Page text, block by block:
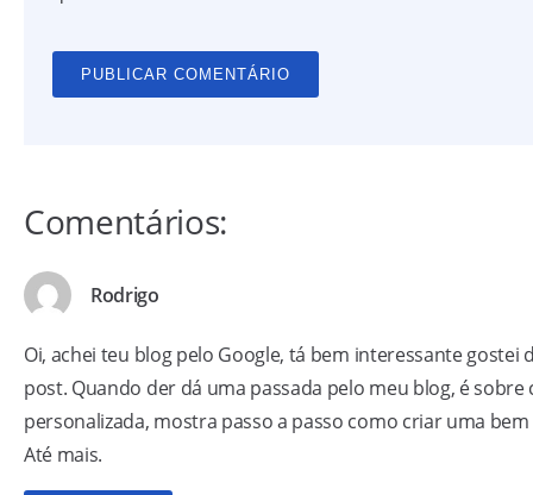
Comentários:
Rodrigo
Oi, achei teu blog pelo Google, tá bem interessante gostei
post. Quando der dá uma passada pelo meu blog, é sobre
personalizada, mostra passo a passo como criar uma
Até mais.